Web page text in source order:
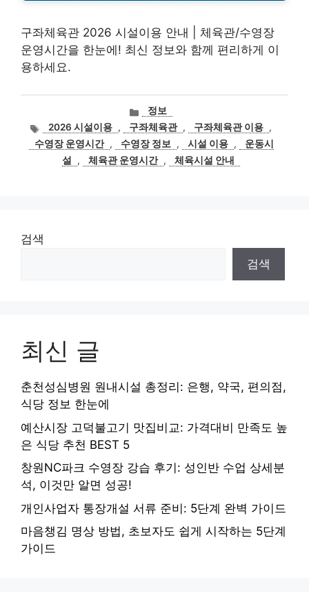
구좌체육관 2026 시설이용 안내 | 체육관/수영장
운영시간을 한눈에! 최신 정보와 함께 편리하게 이
용하세요.
카
테
고
리
정보
태
그
2026 시설이용 , 구좌체육관 , 구좌체육관 이용 ,
수영장 운영시간 , 수영장 정보 , 시설 이용 ,
운동시
설
, 체육관 운영시간 , 체육시설 안내
검색
검색
최신 글
춘천성심병원 원내시설 총정리: 은행, 약국, 편의점,
식당 정보 한눈에
예산시장 고덕불고기 맛집비교: 가격대비 만족도 높
은 식당 추천 BEST 5
창원NC파크 수영장 강습 후기: 성인반 수업 상세분
석, 이것만 알면 성공!
개인사업자 통장개설 서류 준비: 5단계 완벽 가이드
마음챙김 명상 방법, 초보자도 쉽게 시작하는 5단계
가이드